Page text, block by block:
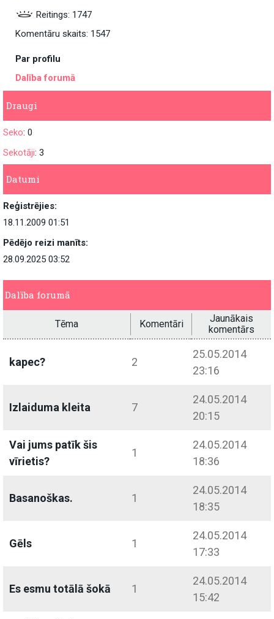
Reitings: 1747
Komentāru skaits: 1547
Par profilu
Dalība forumā
Draugi
Seko: 0
Sekotāji: 3
Datumi
Reģistrējies:
18.11.2009 01:51
Pēdējo reizi manīts:
28.09.2025 03:52
Dalība forumā
Tēma Komentāri
Jaunākais
komentārs
kapec? 2
25.05.2014
23:16
Izlaiduma kleita 7
24.05.2014
20:15
Vai jums patīk šis
vīrietis?
1
24.05.2014
18:36
Basanoškas. 1
24.05.2014
18:35
Gēls 1
24.05.2014
17:33
Es esmu totālā šokā 1
24.05.2014
15:42